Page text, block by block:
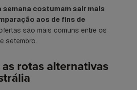
semana costumam sair mais
aos de fins de
são mais comuns entre os
setembro.
rotas alternativas